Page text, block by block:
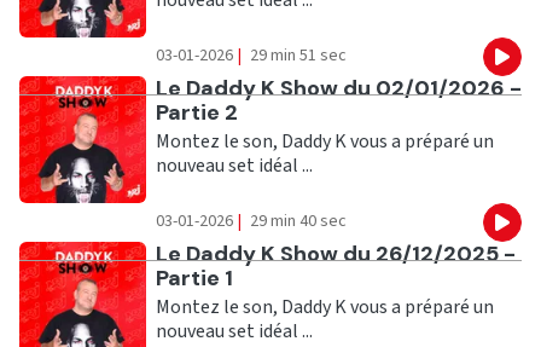
03-01-2026 | 29 min 51 sec
Ecouter
Le Daddy K Show du 02/01/2026 -
Partie 2
Montez le son, Daddy K vous a préparé un
nouveau set idéal ...
03-01-2026 | 29 min 40 sec
Ecouter
Le Daddy K Show du 26/12/2025 -
Partie 1
Montez le son, Daddy K vous a préparé un
nouveau set idéal ...